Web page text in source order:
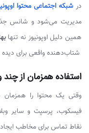
درشبکه اجتماعی محتوا
مدیریت می‌شود و شانس
همین دلیل اوپونیوز نه تنها
شتاب‌دهنده واقعی برای
استفاده همزمان از
وقتی یک محتوا را همزمان
فیسکوب، پرسپت و سایر
نقاط تماس برای مخاطب